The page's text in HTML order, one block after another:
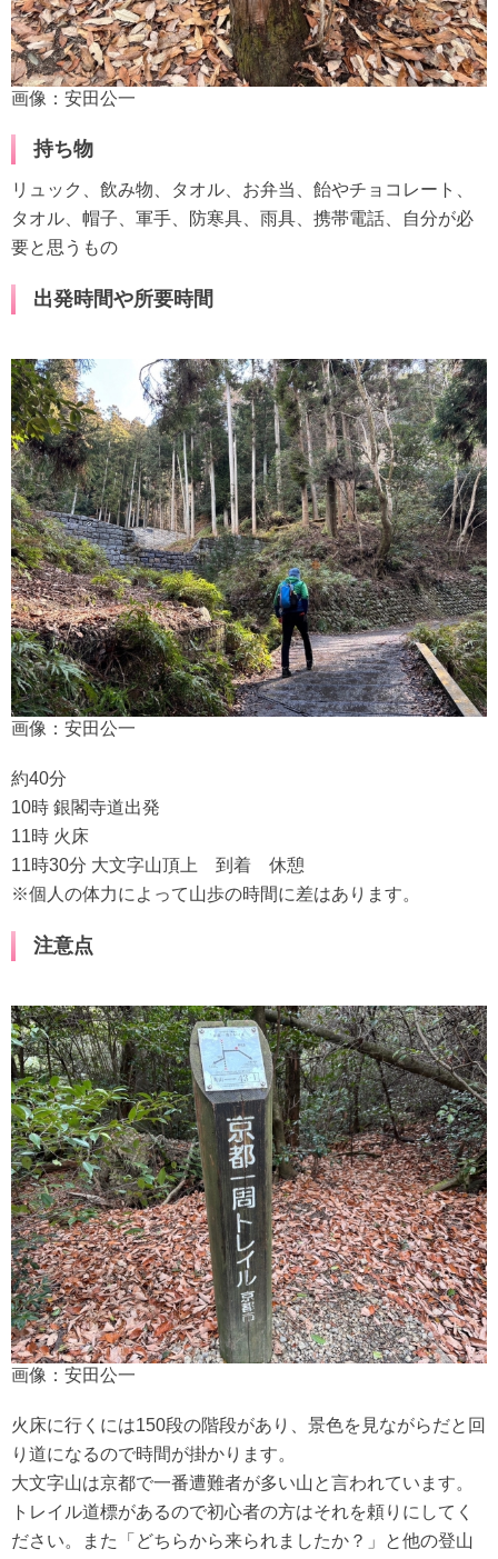
画像：安田公一
持ち物
リュック、飲み物、タオル、お弁当、飴やチョコレート、
タオル、帽子、軍手、防寒具、雨具、携帯電話、自分が必
要と思うもの
出発時間や所要時間
画像：安田公一
約40分
10時 銀閣寺道出発
11時 火床
11時30分 大文字山頂上 到着 休憩
※個人の体力によって山歩の時間に差はあります。
注意点
画像：安田公一
火床に行くには150段の階段があり、景色を見ながらだと回
り道になるので時間が掛かります。
大文字山は京都で一番遭難者が多い山と言われています。
トレイル道標があるので初心者の方はそれを頼りにしてく
ださい。また「どちらから来られましたか？」と他の登山